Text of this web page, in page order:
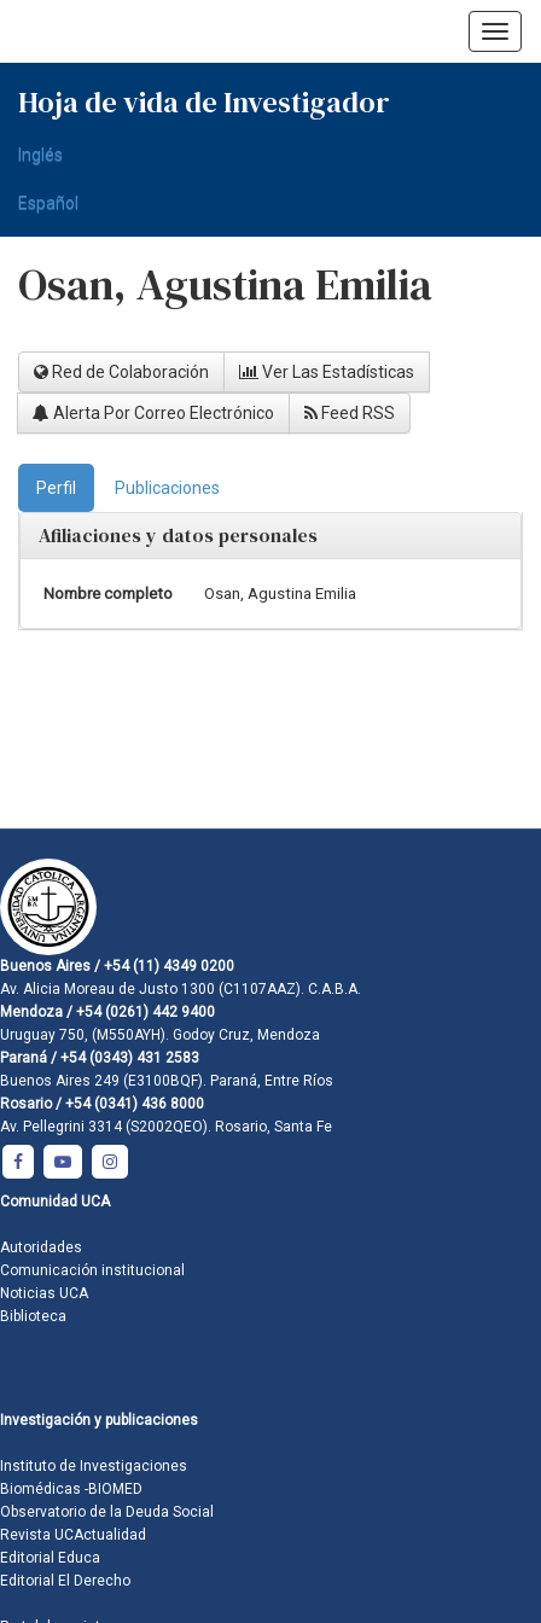
Hoja de vida de Investigador
Inglés
Español
Osan, Agustina Emilia
Red de Colaboración Ver Las Estadísticas
Alerta Por Correo Electrónico Feed RSS
Perfil Publicaciones
Afiliaciones y datos personales
Nombre completo Osan, Agustina Emilia
Buenos Aires / +54 (11) 4349 0200
Av. Alicia Moreau de Justo 1300 (C1107AAZ). C.A.B.A.
Mendoza / +54 (0261) 442 9400
Uruguay 750, (M550AYH). Godoy Cruz, Mendoza
Paraná / +54 (0343) 431 2583
Buenos Aires 249 (E3100BQF). Paraná, Entre Ríos
Rosario / +54 (0341) 436 8000
Av. Pellegrini 3314 (S2002QEO). Rosario, Santa Fe
Comunidad UCA
Autoridades
Comunicación institucional
Noticias UCA
Biblioteca
Investigación y publicaciones
Instituto de Investigaciones
Biomédicas -BIOMED
Observatorio de la Deuda Social
Revista UCActualidad
Editorial Educa
Editorial El Derecho